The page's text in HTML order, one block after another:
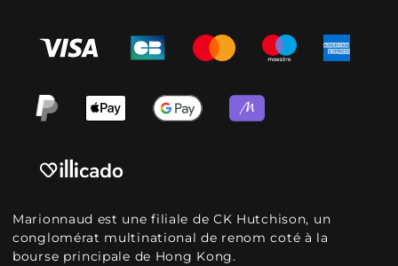
Marionnaud est une filiale de CK Hutchison, un
conglomérat multinational de renom coté à la
bourse principale de Hong Kong.